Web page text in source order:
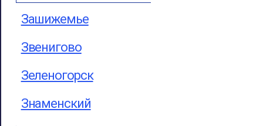
Зашижемье
Звенигово
Зеленогорск
Знаменский